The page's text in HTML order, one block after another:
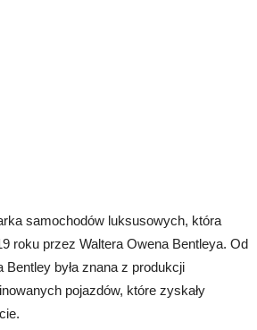
samochodów luksusowych, która
roku przez Waltera Owena Bentleya. Od
była znana z produkcji
pojazdów, które zyskały